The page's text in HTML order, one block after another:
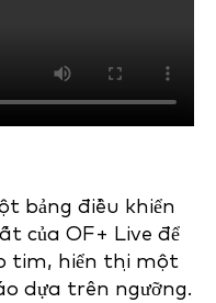
bảng điều khiển
của OF+ Live để
tim, hiển thị một
dựa trên ngưỡng.